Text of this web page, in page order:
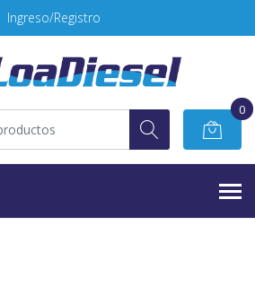
Ingreso/Registro
0